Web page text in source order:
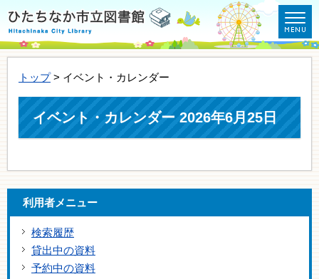
トップ> イベント・カレンダー
イベント・カレンダー 2026年6月25日
利用者メニュー
検索履歴
貸出中の資料
予約中の資料